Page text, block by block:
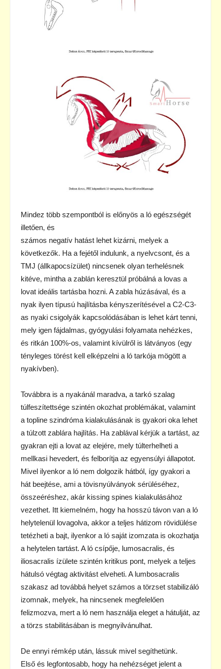
Mindez több szempontból is előnyös a ló egészségét
illetően, és
számos negatív hatást lehet kizárni, melyek a
következők. Ha a fejétől indulunk, a nyelvcsont, és a
TMJ (állkapocsízület) nincsenek olyan terhelésnek
kitéve, mintha a zablán keresztül próbálná a lovas a
lovat ideális tartásba hozni. A zabla húzásával, és a
nyak ilyen típusú hajlításba kényszerítésével a C2-C3-
as nyaki csigolyák kapcsolódásában is lehet kárt tenni,
mely igen fájdalmas, gyógyulási folyamata nehézkes,
és ritkán 100%-os, valamint kívülről is látványos (egy
tényleges törést kell elképzelni a ló tarkója mögött a
nyakívben).
Továbbra is a nyakánál maradva, a tarkó szalag
túlfeszítettsége szintén okozhat problémákat, valamint
a topline szindróma kialakulásának is gyakori oka lehet
a túlzott zablára hajlítás. Ha zablával kérjük a tartást, az
gyakran ejti a lovat az elejére, mely túlterhelheti a
mellkasi hevedert, és felborítja az egyensúlyi állapotot.
Mivel ilyenkor a ló nem dolgozik hátból, így gyakori a
hát beejtése, ami a tövisnyúlványok sérüléséhez,
összeéréshez, akár kissing spines kialakulásához
vezethet. Itt kiemelném, hogy ha hosszú távon van a ló
helytelenül lovagolva, akkor a teljes hátizom rövidülése
tetézheti a bajt, ilyenkor a ló saját izomzata is okozhatja
a helytelen tartást. A ló csípője, lumosacralis, és
iliosacralis ízülete szintén kritikus pont, melyek a teljes
hátulsó végtag aktivitást elveheti. A lumbosacralis
szakasz ad továbbá helyet számos a törzset stabilizáló
izomnak, melyek, ha nincsenek megfelelően
felizmozva, mert a ló nem használja eleget a hátulját, az
a törzs stabilitásában is megnyilvánulhat.
De ennyi rémkép után, lássuk mivel segíthetünk.
Első és legfontosabb, hogy ha nehézséget jelent a